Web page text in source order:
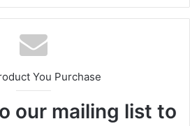
You Purchase
our mailing list to